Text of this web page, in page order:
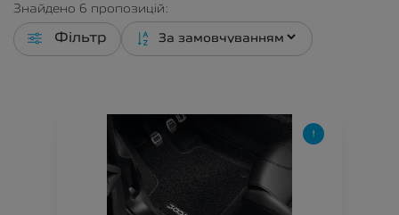
Знайдено 6 пропозицій:
Фільтр